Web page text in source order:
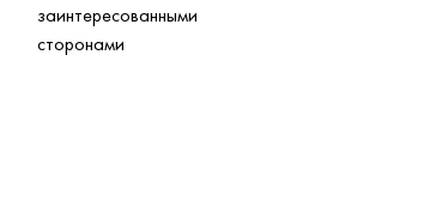
заинтересованными
сторонами